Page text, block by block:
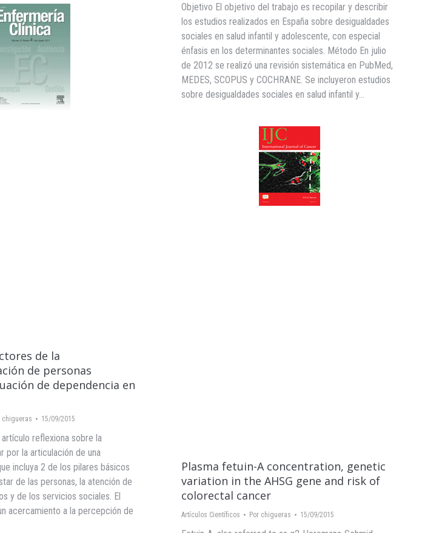
Objetivo El objetivo del trabajo es recopilar y describir
los estudios realizados en España sobre desigualdades
sociales en salud infantil y adolescente, con especial
énfasis en los determinantes sociales. Método En julio
de 2012 se realizó una revisión sistemática en PubMed,
MEDES, SCOPUS y COCHRANE. Se incluyeron estudios
sobre desigualdades sociales en salud infantil y…
de la
de personas
de dependencia en
chigueras 15/09/2015
reflexiona sobre la
por la articulación de una
incluya 2 de los pilares básicos
de las personas, la atención de
y de los servicios sociales. El
acercamiento a la percepción de
Plasma fetuin-A concentration, genetic
variation in the AHSG gene and risk of
colorectal cancer
Artículos Científicos Por chigueras 15/09/2015